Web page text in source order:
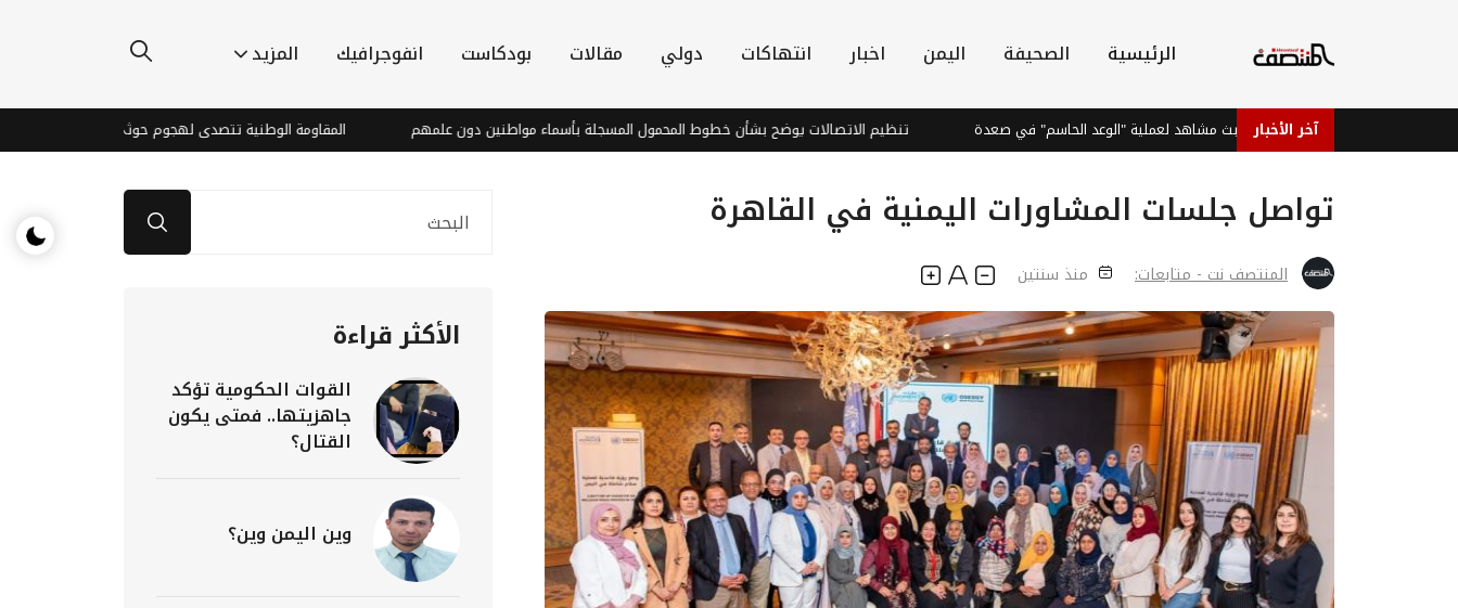
الرئيسية الصحيفة اليمن اخبار انتهاكات دولي مقالات بودكاست انفوجرافيك المزيد
آخر الأخبار
القوات الحكومية تبث مشاهد لعملية "الوعد الحاسم" في صعدة تنظيم الاتصالات يوضح بشأن خطوط المحمول المسجلة بأسماء مواطنين دون علمهم المقاومة الوطنية تتصدى لهجوم حوثي جنوب الحديدة
تواصل جلسات المشاورات اليمنية في القاهرة
المنتصف نت - متابعات: منذ سنتين
الأكثر قراءة
القوات الحكومية تؤكد
جاهزيتها.. فمتى يكون
القتال؟
وين اليمن وين؟